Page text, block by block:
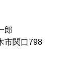
郎
市関口798